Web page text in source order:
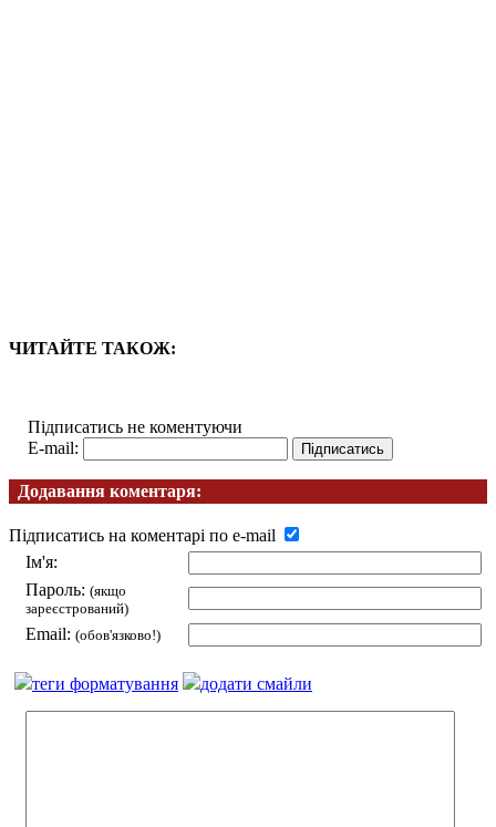
ЧИТАЙТЕ ТАКОЖ:
Підписатись не коментуючи
E-mail:
Додавання коментаря:
Підписатись на коментарі по e-mail
Ім'я:
Пароль: (якщо
зареєстрований)
Email: (обов'язково!)
теги форматування додати смайли